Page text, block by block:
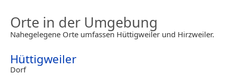
Orte in der Umgebung
Nahegelegene Orte umfassen Hüttigweiler und Hirzweiler.
Hüttigweiler
Dorf